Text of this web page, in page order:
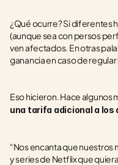
¿Qué ocurre? Si diferentes
(aunque sea con persos
ven afectados. En otras
ganancia en caso de
Eso hicieron. Hace algunos
una tarifa adicional a
“Nos encanta que
y series de Netflix que